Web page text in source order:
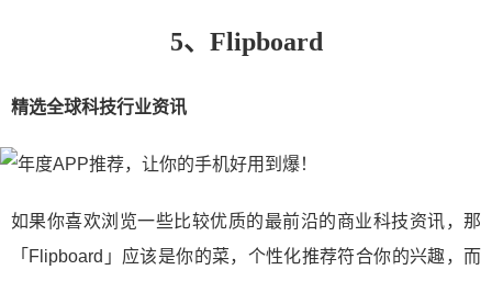
5、Flipboard
精选全球科技行业资讯
如果你喜欢浏览一些比较优质的最前沿的商业科技资讯，那
「Flipboard」应该是你的菜，个性化推荐符合你的兴趣，而